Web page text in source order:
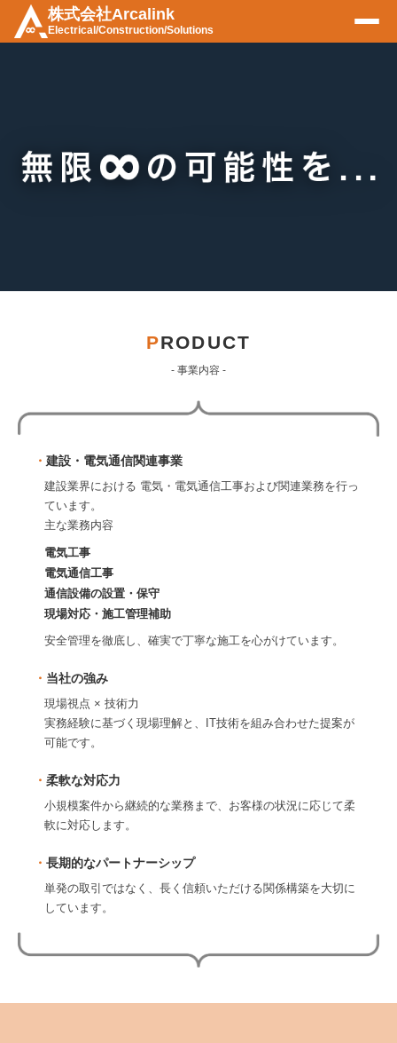
株式会社Arcalink
Electrical/Construction/Solutions
▶ 会社概要
PRODUCT
- 事業内容 -
建設・電気通信関連事業
建設業界における 電気・電気通信工事および関連業務を行っ
ています。
主な業務内容
電気工事
電気通信工事
通信設備の設置・保守
現場対応・施工管理補助
安全管理を徹底し、確実で丁寧な施工を心がけています。
当社の強み
現場視点 × 技術力
実務経験に基づく現場理解と、IT技術を組み合わせた提案が
可能です。
柔軟な対応力
小規模案件から継続的な業務まで、お客様の状況に応じて柔
軟に対応します。
長期的なパートナーシップ
単発の取引ではなく、長く信頼いただける関係構築を大切に
しています。